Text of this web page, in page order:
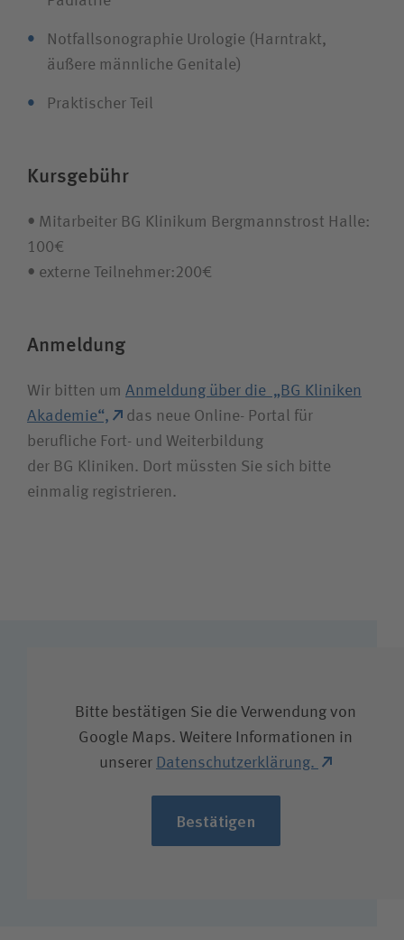
Notfallsonographie Urologie (Harntrakt,
äußere männliche Genitale)
Praktischer Teil
Kursgebühr
• Mitarbeiter BG Klinikum Bergmannstrost Halle:
100€
• externe Teilnehmer:200€
Anmeldung
Wir bitten um Anmeldung über die „BG Kliniken
Akademie“,
das neue Online- Portal für
berufliche Fort- und Weiterbildung
der BG Kliniken. Dort müssten Sie sich bitte
einmalig registrieren.
Bitte bestätigen Sie die Verwendung von
Google Maps. Weitere Informationen in
unserer Datenschutzerklärung.
Bestätigen